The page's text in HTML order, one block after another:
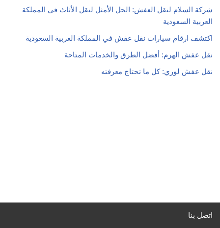
شركة السلام لنقل العفش: الحل الأمثل لنقل الأثاث في المملكة
العربية السعودية
اكتشف ارقام سيارات نقل عفش في المملكة العربية السعودية
نقل عفش الهرم: أفضل الطرق والخدمات المتاحة
نقل عفش لوري: كل ما تحتاج معرفته
اتصل بنا